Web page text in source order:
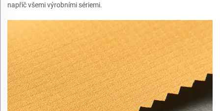
napříč všemi výrobními sériemi.